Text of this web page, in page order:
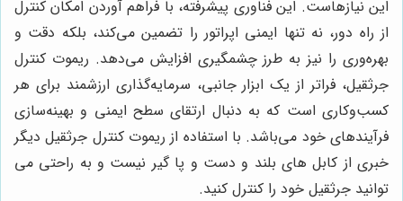
این نیازهاست. این فناوری پیشرفته، با فراهم آوردن امکان کنترل
از راه دور، نه تنها ایمنی اپراتور را تضمین می‌کند، بلکه دقت و
بهره‌وری را نیز به طرز چشمگیری افزایش می‌دهد. ریموت کنترل
جرثقیل، فراتر از یک ابزار جانبی، سرمایه‌گذاری ارزشمند برای هر
کسب‌وکاری است که به دنبال ارتقای سطح ایمنی و بهینه‌سازی
فرآیندهای خود می‌باشد. با استفاده از ریموت کنترل جرثقیل دیگر
خبری از کابل های بلند و دست و پا گیر نیست و به راحتی می
توانید جرثقیل خود را کنترل کنید.